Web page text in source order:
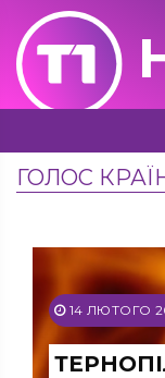
ГОЛОС
14 ЛЮТОГО